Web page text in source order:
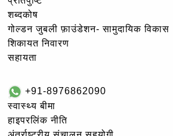
शब्दकोष
गोल्‍डन जुबली फ़ाउंडेशन- सामुदायिक विकास
शिकायत निवारण
सहायता
+91-8976862090
स्वास्थ्य बीमा
हाइपरलिंक नीति